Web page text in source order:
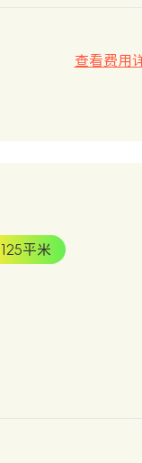
查看费用
125平米